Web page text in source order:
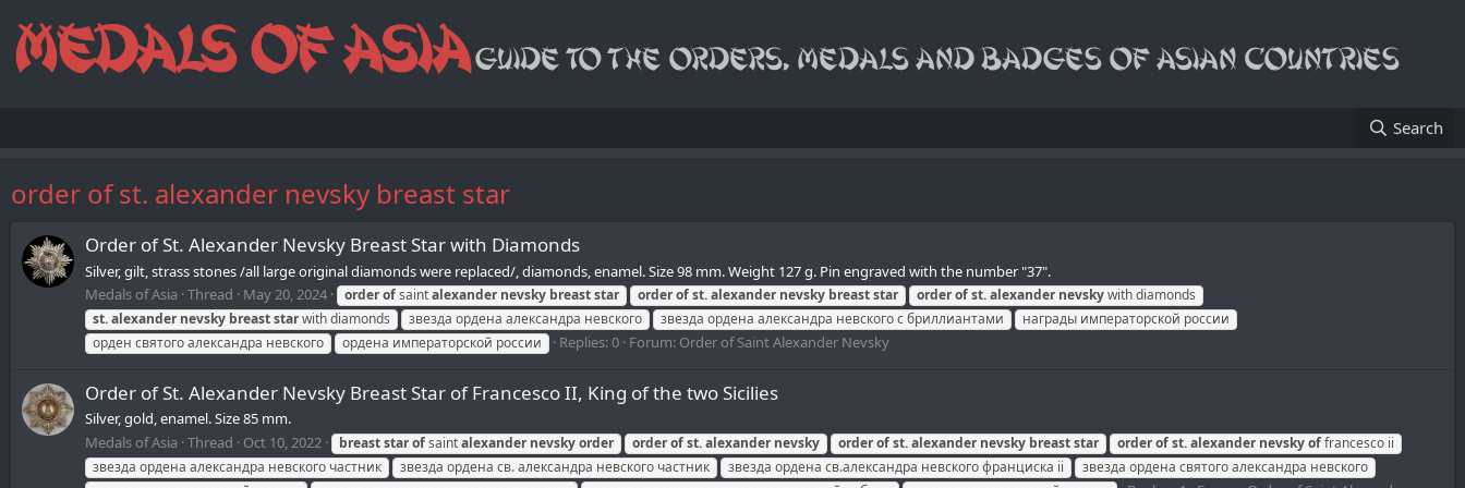
Search
order of st. alexander nevsky breast star
Order of St. Alexander Nevsky Breast Star with Diamonds
Silver, gilt, strass stones /all large original diamonds were replaced/, diamonds, enamel. Size 98 mm. Weight 127 g. Pin engraved with the number "37".
Medals of Asia Thread May 20, 2024 orderofsaintalexander nevsky breaststar orderofst.alexander nevsky breaststar orderofst.alexander nevskywith diamonds
st.alexander nevsky breaststarwith diamonds звезда ордена александра невского звезда ордена александра невского с бриллиантами
награды императорской россии
орден святого александра невского
ордена императорской россии Replies: 0 Forum: Order of Saint Alexander Nevsky
Order of St. Alexander Nevsky Breast Star of Francesco II, King of the two Sicilies
Silver, gold, enamel. Size 85 mm.
Medals of Asia Thread Oct 10, 2022 breaststarofsaintalexander nevskyorder orderofst.alexander nevsky orderofst.alexander nevsky breaststar orderofst.alexander nevskyoffrancesco ii
звезда ордена александра невского частник
звезда ордена св. александра невского частник звезда ордена св.александра невского франциска ii
звезда ордена святого александра невского